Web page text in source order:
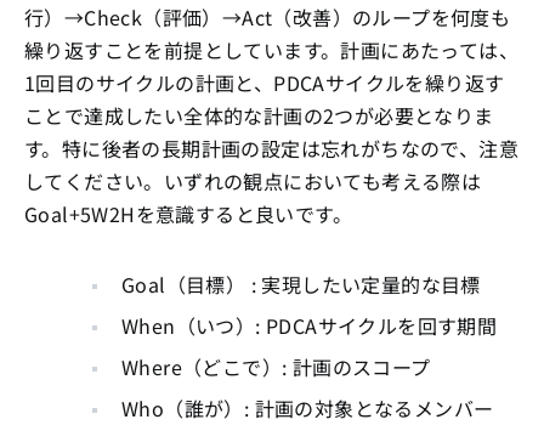
行）→Check（評価）→Act（改善）のループを何度も
繰り返すことを前提としています。計画にあたっては、
1回目のサイクルの計画と、PDCAサイクルを繰り返す
ことで達成したい全体的な計画の2つが必要となりま
す。特に後者の長期計画の設定は忘れがちなので、注意
してください。いずれの観点においても考える際は
Goal+5W2Hを意識すると良いです。
Goal（目標） : 実現したい定量的な目標
When（いつ）: PDCAサイクルを回す期間
Where（どこで）: 計画のスコープ
Who（誰が）: 計画の対象となるメンバー